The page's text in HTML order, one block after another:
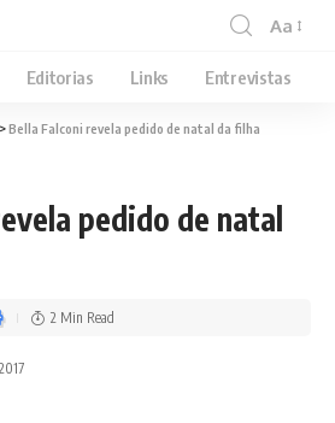
Aa
Editorias Links Entrevistas
>Bella Falconi revela pedido de natal da filha
pedido de natal
2 Min Read